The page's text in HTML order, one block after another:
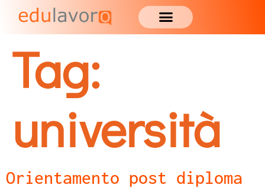
Tag:
università
Orientamento post diploma